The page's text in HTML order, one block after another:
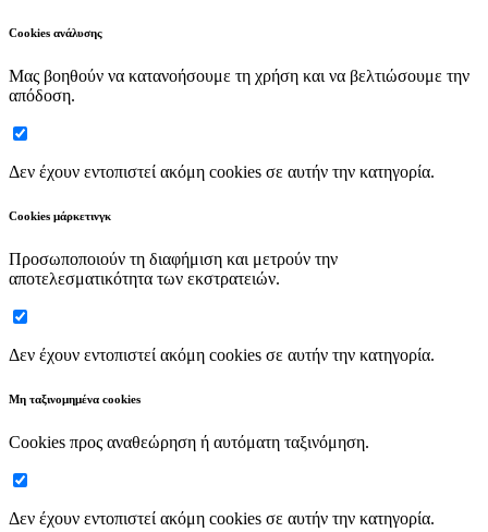
Cookies ανάλυσης
Μας βοηθούν να κατανοήσουμε τη χρήση και να βελτιώσουμε την
απόδοση.
Δεν έχουν εντοπιστεί ακόμη cookies σε αυτήν την κατηγορία.
Cookies μάρκετινγκ
Προσωποποιούν τη διαφήμιση και μετρούν την
αποτελεσματικότητα των εκστρατειών.
Δεν έχουν εντοπιστεί ακόμη cookies σε αυτήν την κατηγορία.
Μη ταξινομημένα cookies
Cookies προς αναθεώρηση ή αυτόματη ταξινόμηση.
Δεν έχουν εντοπιστεί ακόμη cookies σε αυτήν την κατηγορία.